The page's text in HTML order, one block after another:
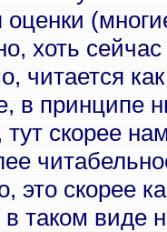
оценки
хоть
читается
в принципе
тут скорее
это скорее
таком виде